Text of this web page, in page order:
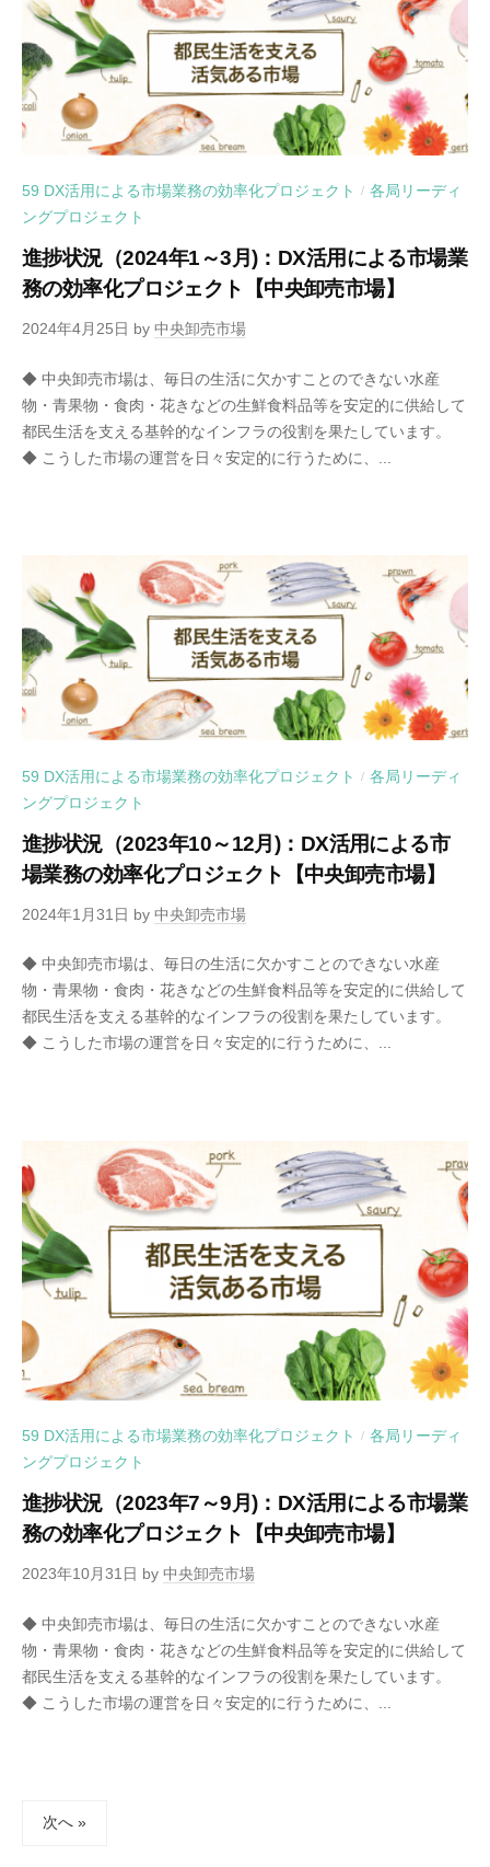
59 DX活用による市場業務の効率化プロジェクト / 各局リーディ
ングプロジェクト
進捗状況（2024年1～3月)：DX活用による市場業
務の効率化プロジェクト【中央卸売市場】
2024年4月25日 by 中央卸売市場
◆ 中央卸売市場は、毎日の生活に欠かすことのできない水産
物・青果物・食肉・花きなどの生鮮食料品等を安定的に供給して
都民生活を支える基幹的なインフラの役割を果たしています。
◆ こうした市場の運営を日々安定的に行うために、...
59 DX活用による市場業務の効率化プロジェクト / 各局リーディ
ングプロジェクト
進捗状況（2023年10～12月)：DX活用による市
場業務の効率化プロジェクト【中央卸売市場】
2024年1月31日 by 中央卸売市場
◆ 中央卸売市場は、毎日の生活に欠かすことのできない水産
物・青果物・食肉・花きなどの生鮮食料品等を安定的に供給して
都民生活を支える基幹的なインフラの役割を果たしています。
◆ こうした市場の運営を日々安定的に行うために、...
59 DX活用による市場業務の効率化プロジェクト / 各局リーディ
ングプロジェクト
進捗状況（2023年7～9月)：DX活用による市場業
務の効率化プロジェクト【中央卸売市場】
2023年10月31日 by 中央卸売市場
◆ 中央卸売市場は、毎日の生活に欠かすことのできない水産
物・青果物・食肉・花きなどの生鮮食料品等を安定的に供給して
都民生活を支える基幹的なインフラの役割を果たしています。
◆ こうした市場の運営を日々安定的に行うために、...
次へ »